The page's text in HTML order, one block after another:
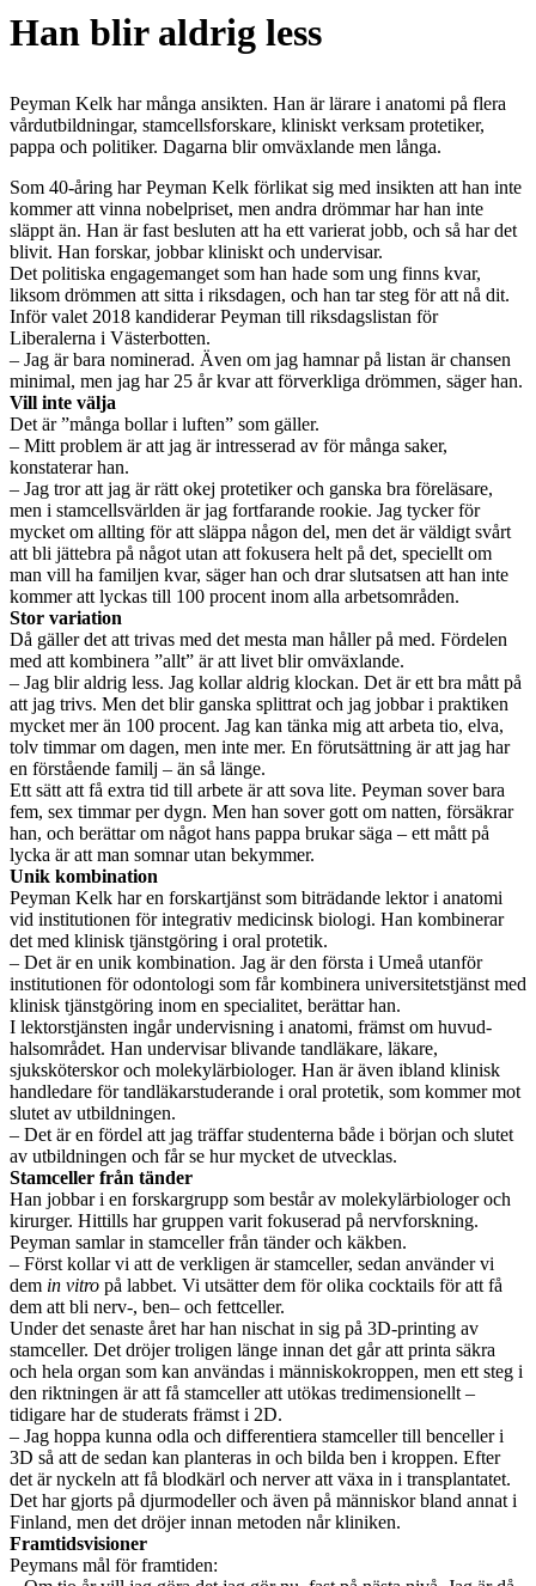
Han blir aldrig less
Peyman Kelk har många ansikten. Han är lärare i anatomi på flera
vårdutbildningar, stamcellsforskare, kliniskt verksam protetiker,
pappa och politiker. Dagarna blir omväxlande men långa.
Som 40-åring har Peyman Kelk förlikat sig med insikten att han inte
kommer att vinna nobelpriset, men andra drömmar har han inte
släppt än. Han är fast besluten att ha ett varierat jobb, och så har det
blivit. Han forskar, jobbar kliniskt och undervisar.
Det politiska engagemanget som han hade som ung finns kvar,
liksom drömmen att sitta i riksdagen, och han tar steg för att nå dit.
Inför valet 2018 kandiderar Peyman till riksdagslistan för
Liberalerna i Västerbotten.
– Jag är bara nominerad. Även om jag hamnar på listan är chansen
minimal, men jag har 25 år kvar att förverkliga drömmen, säger han.
Vill inte välja
Det är ”många bollar i luften” som gäller.
– Mitt problem är att jag är intresserad av för många saker,
konstaterar han.
– Jag tror att jag är rätt okej protetiker och ganska bra föreläsare,
men i stamcellsvärlden är jag fortfarande rookie. Jag tycker för
mycket om allting för att släppa någon del, men det är väldigt svårt
att bli jättebra på något utan att fokusera helt på det, speciellt om
man vill ha familjen kvar, säger han och drar slutsatsen att han inte
kommer att lyckas till 100 procent inom alla arbetsområden.
Stor variation
Då gäller det att trivas med det mesta man håller på med. Fördelen
med att kombinera ”allt” är att livet blir omväxlande.
– Jag blir aldrig less. Jag kollar aldrig klockan. Det är ett bra mått på
att jag trivs. Men det blir ganska splittrat och jag jobbar i praktiken
mycket mer än 100 procent. Jag kan tänka mig att arbeta tio, elva,
tolv timmar om dagen, men inte mer. En förutsättning är att jag har
en förstående familj – än så länge.
Ett sätt att få extra tid till arbete är att sova lite. Peyman sover bara
fem, sex timmar per dygn. Men han sover gott om natten, försäkrar
han, och berättar om något hans pappa brukar säga – ett mått på
lycka är att man somnar utan bekymmer.
Unik kombination
Peyman Kelk har en forskartjänst som biträdande lektor i anatomi
vid institutionen för integrativ medicinsk biologi. Han kombinerar
det med klinisk tjänstgöring i oral protetik.
– Det är en unik kombination. Jag är den första i Umeå utanför
institutionen för odontologi som får kombinera universitetstjänst med
klinisk tjänstgöring inom en specialitet, berättar han.
I lektorstjänsten ingår undervisning i anatomi, främst om huvud-
halsområdet. Han undervisar blivande tandläkare, läkare,
sjuksköterskor och molekylärbiologer. Han är även ibland klinisk
handledare för tandläkarstuderande i oral protetik, som kommer mot
slutet av utbildningen.
– Det är en fördel att jag träffar studenterna både i början och slutet
av utbildningen och får se hur mycket de utvecklas.
Stamceller från tänder
Han jobbar i en forskargrupp som består av molekylärbiologer och
kirurger. Hittills har gruppen varit fokuserad på nervforskning.
Peyman samlar in stamceller från tänder och käkben.
– Först kollar vi att de verkligen är stamceller, sedan använder vi
dem in vitro på labbet. Vi utsätter dem för olika cocktails för att få
dem att bli nerv-, ben– och fettceller.
Under det senaste året har han nischat in sig på 3D-printing av
stamceller. Det dröjer troligen länge innan det går att printa säkra
och hela organ som kan användas i människokroppen, men ett steg i
den riktningen är att få stamceller att utökas tredimensionellt –
tidigare har de studerats främst i 2D.
– Jag hoppa kunna odla och differentiera stamceller till benceller i
3D så att de sedan kan planteras in och bilda ben i kroppen. Efter
det är nyckeln att få blodkärl och nerver att växa in i transplantatet.
Det har gjorts på djurmodeller och även på människor bland annat i
Finland, men det dröjer innan metoden når kliniken.
Framtidsvisioner
Peymans mål för framtiden: